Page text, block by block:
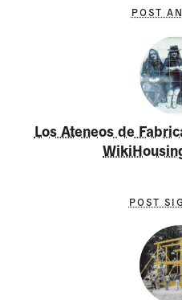
POST
Los Ateneos de
POST